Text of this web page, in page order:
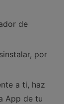
de
por
a ti, haz
App de tu